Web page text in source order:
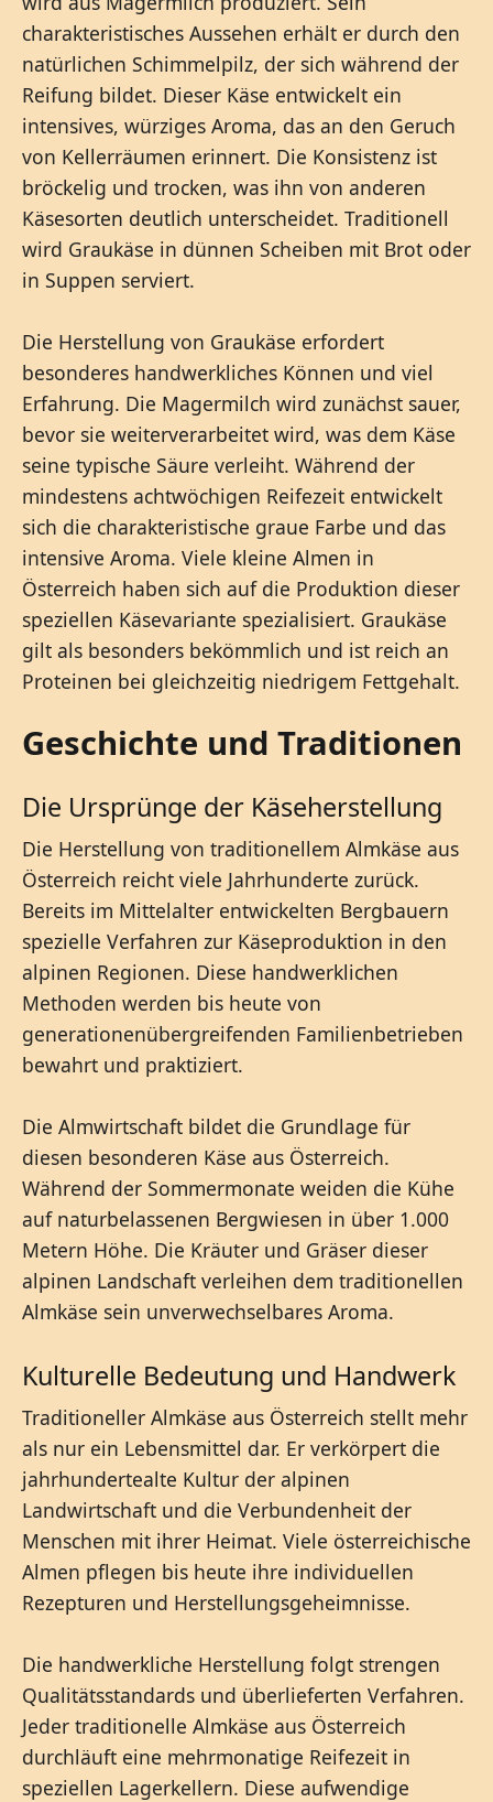
charakteristisches Aussehen erhält er durch den
natürlichen Schimmelpilz, der sich während der
Reifung bildet. Dieser Käse entwickelt ein
intensives, würziges Aroma, das an den Geruch
von Kellerräumen erinnert. Die Konsistenz ist
bröckelig und trocken, was ihn von anderen
Käsesorten deutlich unterscheidet. Traditionell
wird Graukäse in dünnen Scheiben mit Brot oder
in Suppen serviert.
Die Herstellung von Graukäse erfordert
besonderes handwerkliches Können und viel
Erfahrung. Die Magermilch wird zunächst sauer,
bevor sie weiterverarbeitet wird, was dem Käse
seine typische Säure verleiht. Während der
mindestens achtwöchigen Reifezeit entwickelt
sich die charakteristische graue Farbe und das
intensive Aroma. Viele kleine Almen in
Österreich haben sich auf die Produktion dieser
speziellen Käsevariante spezialisiert. Graukäse
gilt als besonders bekömmlich und ist reich an
Proteinen bei gleichzeitig niedrigem Fettgehalt.
Geschichte und Traditionen
Die Ursprünge der Käseherstellung
Die Herstellung von traditionellem Almkäse aus
Österreich reicht viele Jahrhunderte zurück.
Bereits im Mittelalter entwickelten Bergbauern
spezielle Verfahren zur Käseproduktion in den
alpinen Regionen. Diese handwerklichen
Methoden werden bis heute von
generationenübergreifenden Familienbetrieben
bewahrt und praktiziert.
Die Almwirtschaft bildet die Grundlage für
diesen besonderen Käse aus Österreich.
Während der Sommermonate weiden die Kühe
auf naturbelassenen Bergwiesen in über 1.000
Metern Höhe. Die Kräuter und Gräser dieser
alpinen Landschaft verleihen dem traditionellen
Almkäse sein unverwechselbares Aroma.
Kulturelle Bedeutung und Handwerk
Traditioneller Almkäse aus Österreich stellt mehr
als nur ein Lebensmittel dar. Er verkörpert die
jahrhundertealte Kultur der alpinen
Landwirtschaft und die Verbundenheit der
Menschen mit ihrer Heimat. Viele österreichische
Almen pflegen bis heute ihre individuellen
Rezepturen und Herstellungsgeheimnisse.
Die handwerkliche Herstellung folgt strengen
Qualitätsstandards und überlieferten Verfahren.
Jeder traditionelle Almkäse aus Österreich
durchläuft eine mehrmonatige Reifezeit in
speziellen Lagerkellern. Diese aufwendige